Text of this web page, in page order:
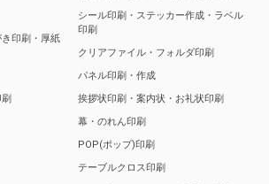
印刷・厚紙
シール印刷・ステッカー作成・ラベル
印刷
クリアファイル・フォルダ印刷
パネル印刷・作成
挨拶状印刷・案内状・お礼状印刷
幕・のれん印刷
POP(ポップ)印刷
テーブルクロス印刷